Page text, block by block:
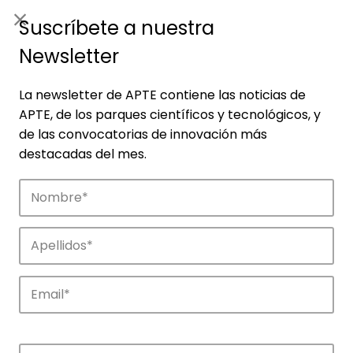
Empresas
Descubre las empresas que impulsan la
innovación en los parques de APTE.
Suscríbete a nuestra
Newsletter
La newsletter de APTE contiene las noticias de
APTE, de los parques científicos y tecnológicos, y
de las convocatorias de innovación más
destacadas del mes.